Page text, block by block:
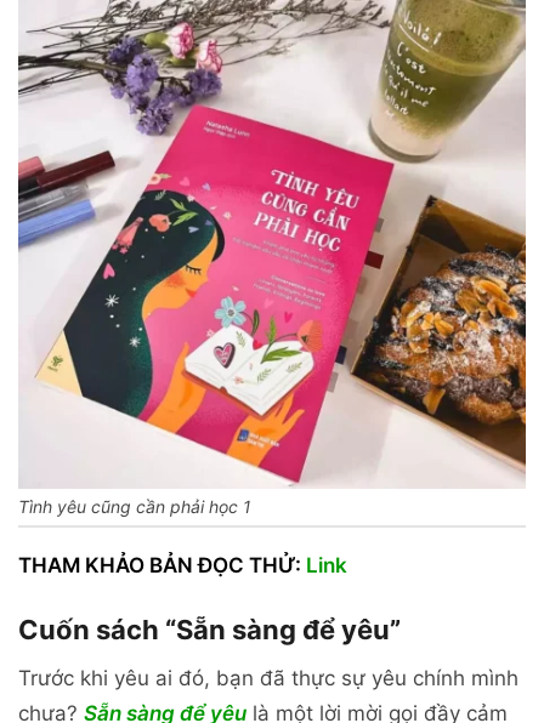
Tình yêu cũng cần phải học 1
THAM KHẢO BẢN ĐỌC THỬ: Link
Cuốn sách “Sẵn sàng để yêu”
Trước khi yêu ai đó, bạn đã thực sự yêu chính mình
chưa? Sẵn sàng để yêu là một lời mời gọi đầy cảm